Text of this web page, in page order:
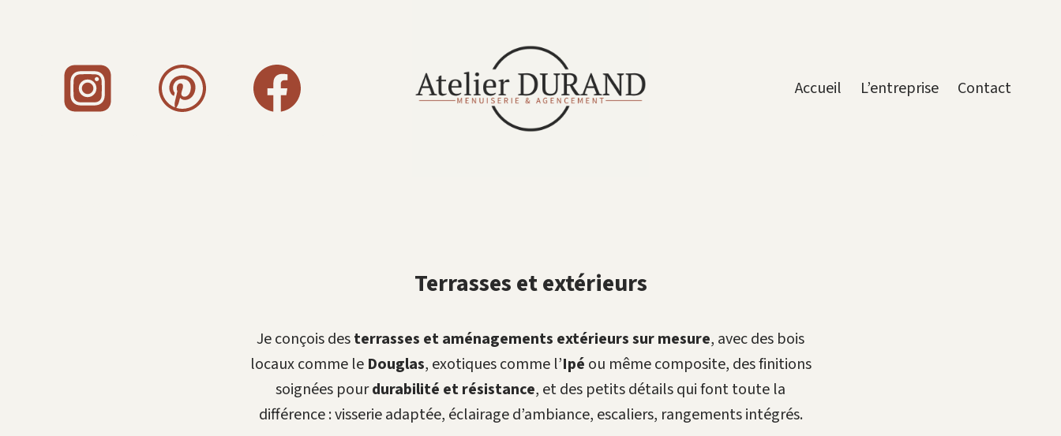
Accueil
L’entreprise Contact
Terrasses et extérieurs
Je conçois desterrasses et aménagements extérieurs sur mesure, avec des bois
locaux comme le Douglas, exotiques comme l’Ipé ou même composite, des finitions
soignées pourdurabilité et résistance, et des petits détails qui font toute la
différence : visserie adaptée, éclairage d’ambiance, escaliers, rangements intégrés.